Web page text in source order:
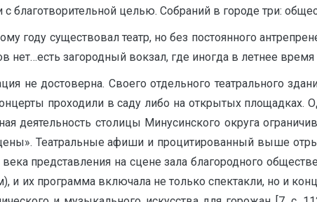
с благотворительной целью. Собраний в городе три:
году существовал театр, но без постоянного
нет…есть загородный вокзал, где иногда в летнее
не достоверна. Своего отдельного театрального
проходили в саду либо на открытых площадках.
деятельность столицы Минусинского округа
Театральные афиши и процитированный выше
представления на сцене зала благородного
и их программа включала не только спектакли, но и